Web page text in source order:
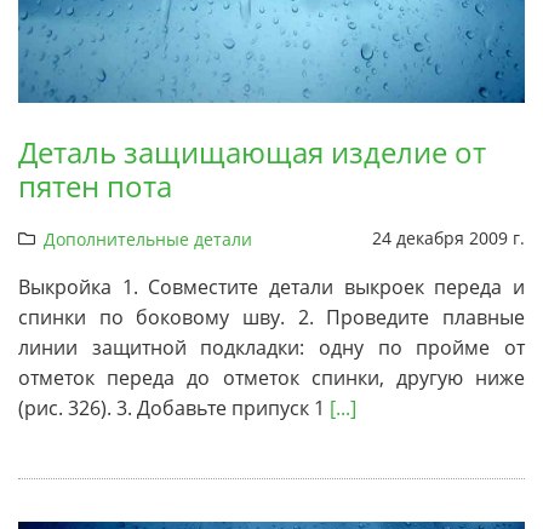
Деталь защищающая изделие от
пятен пота
Дополнительные детали 24 декабря 2009 г.
Выкройка 1. Совместите детали выкроек переда и
спинки по боковому шву. 2. Проведите плавные
линии защитной подкладки: одну по пройме от
отметок переда до отметок спинки, другую ниже
(рис. 326). 3. Добавьте припуск 1 [...]